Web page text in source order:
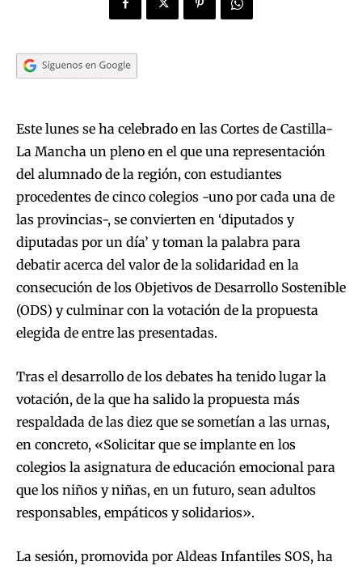
Este lunes se ha celebrado en las Cortes de Castilla-
La Mancha un pleno en el que una representación
del alumnado de la región, con estudiantes
procedentes de cinco colegios -uno por cada una de
las provincias-, se convierten en ‘diputados y
diputadas por un día’ y toman la palabra para
debatir acerca del valor de la solidaridad en la
consecución de los Objetivos de Desarrollo Sostenible
(ODS) y culminar con la votación de la propuesta
elegida de entre las presentadas.
Tras el desarrollo de los debates ha tenido lugar la
votación, de la que ha salido la propuesta más
respaldada de las diez que se sometían a las urnas,
en concreto, «Solicitar que se implante en los
colegios la asignatura de educación emocional para
que los niños y niñas, en un futuro, sean adultos
responsables, empáticos y solidarios».
La sesión, promovida por Aldeas Infantiles SOS, ha